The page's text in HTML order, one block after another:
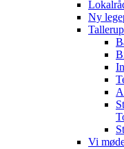
Ny
Vi